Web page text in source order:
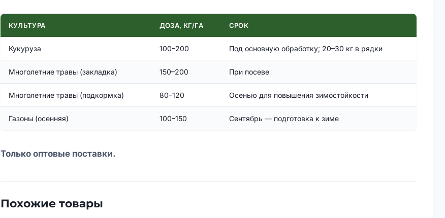
КУЛЬТУРА ДОЗА, КГ/ГА СРОК
Кукуруза 100–200 Под основную обработку; 20–30 кг в рядки
Многолетние травы (закладка) 150–200 При посеве
Многолетние травы (подкормка) 80–120 Осенью для повышения зимостойкости
Газоны (осенняя) 100–150 Сентябрь — подготовка к зиме
Только оптовые поставки.
Похожие товары